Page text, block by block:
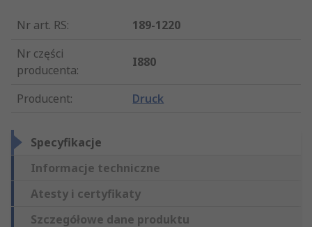
Nr art. RS:
189-1220
Nr części
producenta:
I880
Producent: Druck
Specyfikacje
Informacje techniczne
Atesty i certyfikaty
Szczegółowe dane produktu